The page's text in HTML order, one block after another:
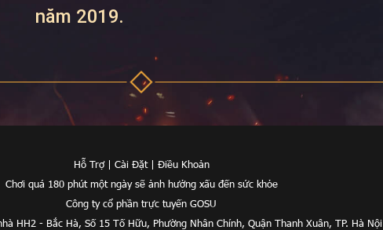
năm 2019.
Hỗ Trợ| Cài Đặt| Điều Khoản
Chơi quá 180 phút một ngày sẽ ảnh hưởng xấu đến sức khỏe
Công ty cổ phần trực tuyến GOSU
HH2 - Bắc Hà, Số 15 Tố Hữu, Phường Nhân Chính, Quận Thanh Xuân, TP. Hà Nội